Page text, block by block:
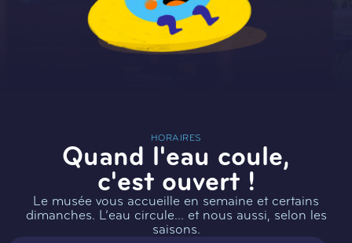
HORAIRES
Quand l'eau coule,
c'est ouvert !
Le musée vous accueille en semaine et certains
dimanches. L’eau circule… et nous aussi, selon les
saisons.